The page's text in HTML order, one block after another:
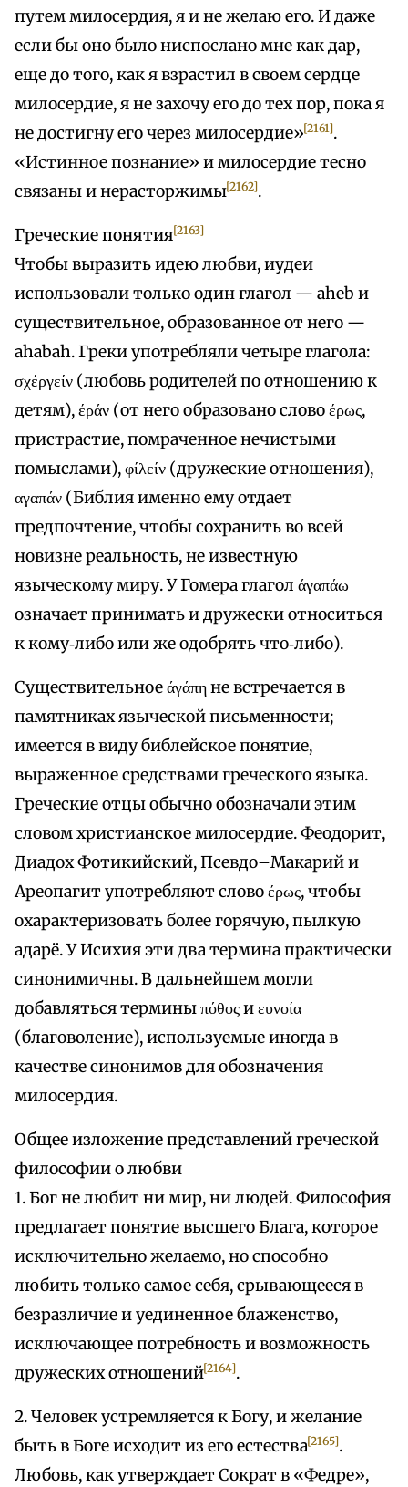
путем милосердия, я и не желаю его. И даже
если бы оно было ниспослано мне как дар,
еще до того, как я взрастил в своем сердце
милосердие, я не захочу его до тех пор, пока я
не достигну его через милосердие»[2161].
«Истинное познание» и милосердие тесно
связаны и нерасторжимы[2162].
Греческие понятия[2163]
Чтобы выразить идею любви, иудеи
использовали только один глагол — aheb и
существительное, образованное от него —
ahabah. Греки употребляли четыре глагола:
σχέργείν (любовь родителей по отношению к
детям), έράν (от него образовано слово έρως,
пристрастие, помраченное нечистыми
помыслами), φίλείν (дружеские отношения),
αγαπάν (Библия именно ему отдает
предпочтение, чтобы сохранить во всей
новизне реальность, не известную
языческому миру. У Гомера глагол άγαπάω
означает принимать и дружески относиться
к кому‑либо или же одобрять что‑либо).
Существительное άγάπη не встречается в
памятниках языческой письменности;
имеется в виду библейское понятие,
выраженное средствами греческого языка.
Греческие отцы обычно обозначали этим
словом христианское милосердие. Феодорит,
Диадох Фотикийский, Псевдо–Макарий и
Ареопагит употребляют слово έρως, чтобы
охарактеризовать более горячую, пылкую
адарё. У Исихия эти два термина практически
синонимичны. В дальнейшем могли
добавляться термины πόθος и ευνοία
(благоволение), используемые иногда в
качестве синонимов для обозначения
милосердия.
Общее изложение представлений греческой
философии о любви
1. Бог не любит ни мир, ни людей. Философия
предлагает понятие высшего Блага, которое
исключительно желаемо, но способно
любить только самое себя, срывающееся в
безразличие и уединенное блаженство,
исключающее потребность и возможность
дружеских отношений[2164].
2. Человек устремляется к Богу, и желание
быть в Боге исходит из его естества[2165].
Любовь, как утверждает Сократ в «Федре»,